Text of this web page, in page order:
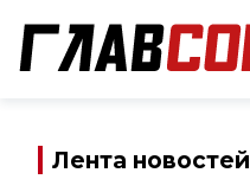
Лента новостей